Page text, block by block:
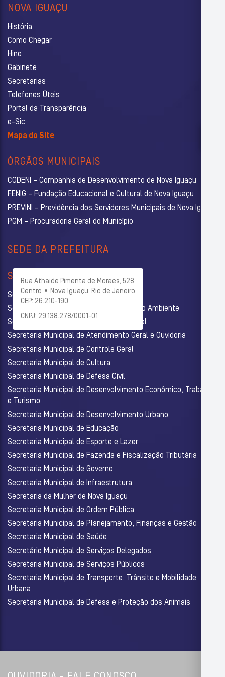
NOVA IGUAÇU
História
Como Chegar
Hino
Gabinete
Secretarias
Telefones Úteis
Portal da Transparência
e-Sic
Mapa do Site
ÓRGÃOS MUNICIPAIS
CODENI – Companhia de Desenvolvimento de Nova Iguaçu
FENIG – Fundação Educacional e Cultural de Nova Iguaçu
PREVINI – Previdência dos Servidores Municipais de Nova Iguaçu
PGM – Procuradoria Geral do Município
SEDE DA PREFEITURA
Rua Athaide Pimenta de Moraes, 528
Centro • Nova Iguaçu, Rio de Janeiro
CEP: 26.210-190
CNPJ: 29.138.278/0001-01
SECRETARIAS
Secretaria Municipal de Administração
Secretaria Municipal de Agricultura e Meio Ambiente
Secretaria Municipal de Assistência Social
Secretaria Municipal de Atendimento Geral e Ouvidoria
Secretaria Municipal de Controle Geral
Secretaria Municipal de Cultura
Secretaria Municipal de Defesa Civil
Secretaria Municipal de Desenvolvimento Econômico, Trabalho
e Turismo
Secretaria Municipal de Desenvolvimento Urbano
Secretaria Municipal de Educação
Secretaria Municipal de Esporte e Lazer
Secretaria Municipal de Fazenda e Fiscalização Tributária
Secretaria Municipal de Governo
Secretaria Municipal de Infraestrutura
Secretaria da Mulher de Nova Iguaçu
Secretaria Municipal de Ordem Pública
Secretaria Municipal de Planejamento, Finanças e Gestão
Secretaria Municipal de Saúde
Secretário Municipal de Serviços Delegados
Secretaria Municipal de Serviços Públicos
Secretaria Municipal de Transporte, Trânsito e Mobilidade
Urbana
Secretaria Municipal de Defesa e Proteção dos Animais